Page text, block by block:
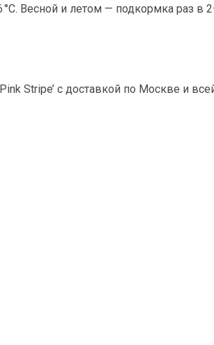
Весной и летом — подкормка раз
Stripe’ с доставкой по Москве и